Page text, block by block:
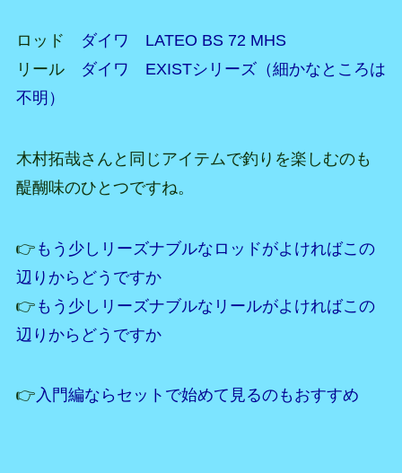
ロッド
ダイワ LATEO BS 72 MHS
リール
ダイワ EXISTシリーズ（細かなところは
不明）
木村拓哉さんと同じアイテムで釣りを楽しむのも
醍醐味のひとつですね。
👉 もう少しリーズナブルなロッドがよければこの
辺りからどうですか
👉 もう少しリーズナブルなリールがよければこの
辺りからどうですか
👉入門編ならセットで始めて見るのもおすすめ